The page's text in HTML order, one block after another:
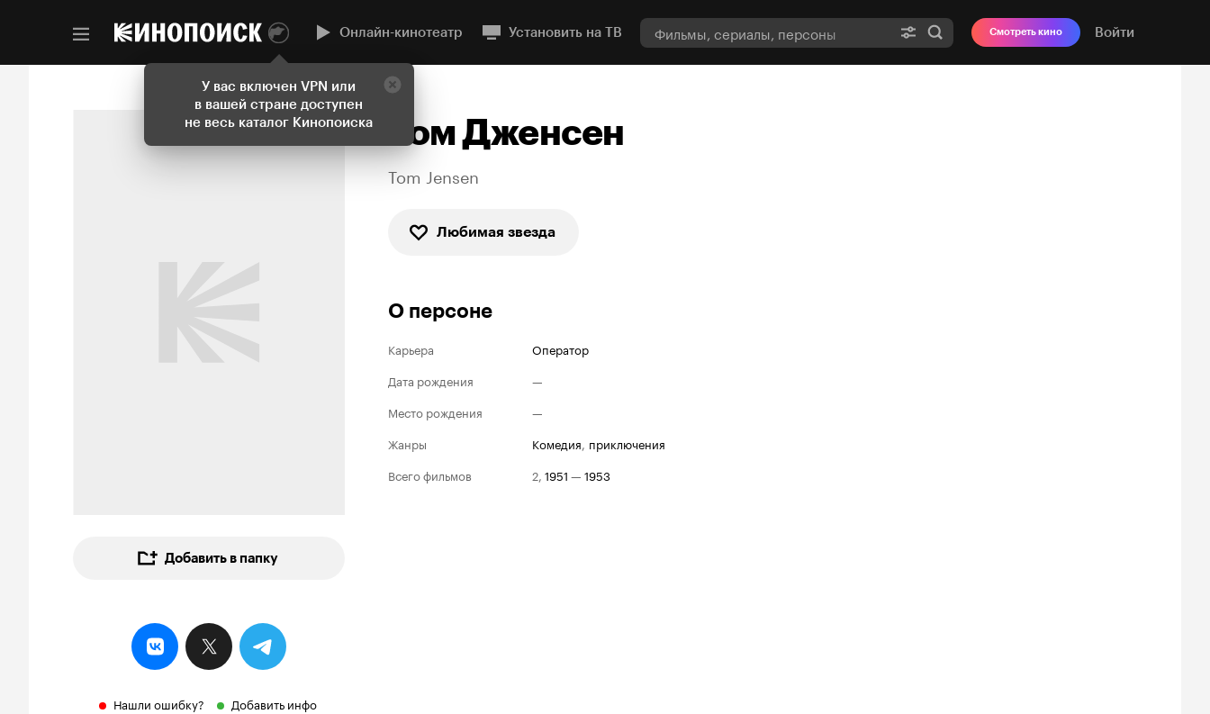
У вас включен VPN или
в вашей стране доступен
не весь каталог Кинопоиска
Онлайн-кинотеатр Установить на ТВ Смотреть кино Войти
Добавить в папку
Нашли ошибку? Добавить инфо
Том Дженсен
Tom Jensen
Любимая звезда
О персоне
Карьера
Оператор
Дата рождения
—
Место рождения
—
Жанры
комедия, приключения
Всего фильмов
2, 1951 — 1953